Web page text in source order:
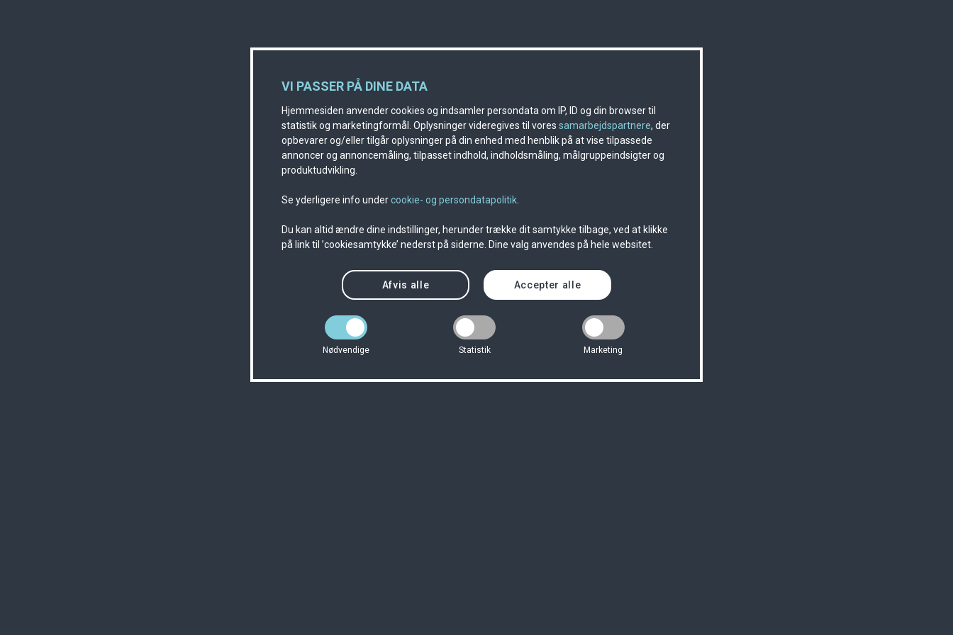
VI PASSER PÅ DINE DATA
Hjemmesiden anvender cookies og indsamler persondata om IP, ID og din browser til
statistik og marketingformål. Oplysninger videregives til vores samarbejdspartnere, der
opbevarer og/eller tilgår oplysninger på din enhed med henblik på at vise tilpassede
annoncer og annoncemåling, tilpasset indhold, indholdsmåling, målgruppeindsigter og
produktudvikling.
Se yderligere info undercookie- og persondatapolitik
Du kan altid ændre dine indstillinger, herunder trække dit samtykke tilbage, ved at klikke
på link til ’cookiesamtykke’ nederst på siderne. Dine valg anvendes på hele websitet.
Afvis alle Accepter alle
Nødvendige Statistik Marketing